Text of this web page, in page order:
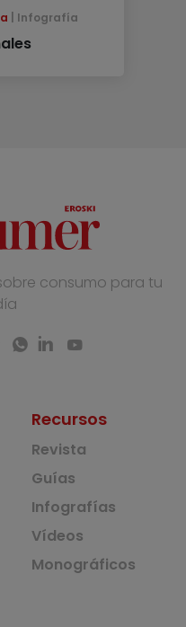
Infografía
consumo para tu
Recursos
Revista
Guías
Infografías
Vídeos
Monográficos